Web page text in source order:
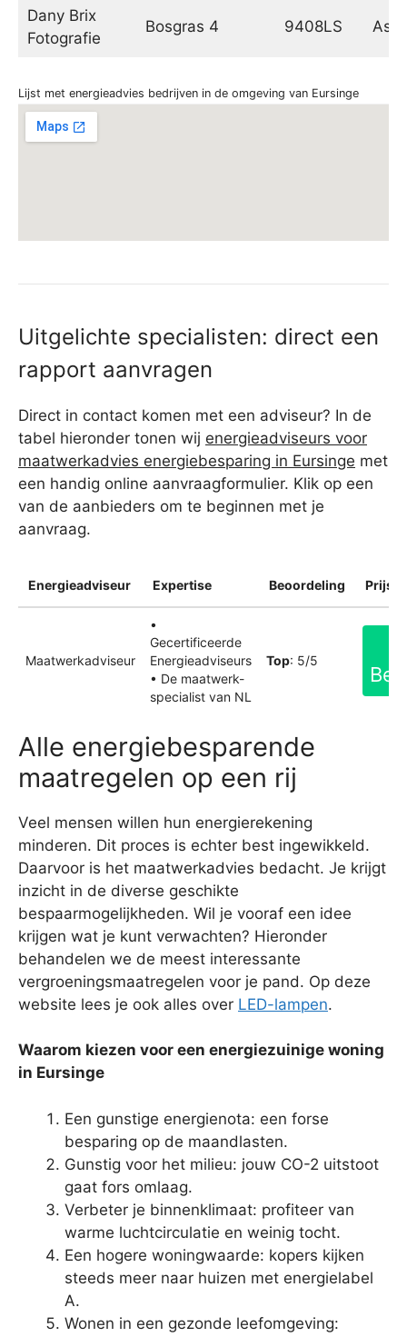
Dany Brix
Fotografie
Bosgras 4 9408LS
Lijst met energieadvies bedrijven in de omgeving van Eursinge
Uitgelichte specialisten: direct een
rapport aanvragen
Direct in contact komen met een adviseur? In de
tabel hieronder tonen wij energieadviseurs voor
maatwerkadvies energiebesparing in Eursinge met
een handig online aanvraagformulier. Klik op een
van de aanbieders om te beginnen met je
aanvraag.
Energieadviseur Expertise Beoordeling
Maatwerkadviseur
•
Gecertificeerde
Energieadviseurs
• De maatwerk-
specialist van NL
Top: 5/5
Alle energiebesparende
maatregelen op een rij
Veel mensen willen hun energierekening
minderen. Dit proces is echter best ingewikkeld.
Daarvoor is het maatwerkadvies bedacht. Je krijgt
inzicht in de diverse geschikte
bespaarmogelijkheden. Wil je vooraf een idee
krijgen wat je kunt verwachten? Hieronder
behandelen we de meest interessante
vergroeningsmaatregelen voor je pand. Op deze
website lees je ook alles over LED-lampen.
Waarom kiezen voor een energiezuinige woning
in Eursinge
Een gunstige energienota: een forse
besparing op de maandlasten.
Gunstig voor het milieu: jouw CO-2 uitstoot
gaat fors omlaag.
Verbeter je binnenklimaat: profiteer van
warme luchtcirculatie en weinig tocht.
Een hogere woningwaarde: kopers kijken
steeds meer naar huizen met energielabel
A.
Wonen in een gezonde leefomgeving: